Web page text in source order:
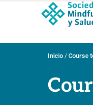
Inicio / Course